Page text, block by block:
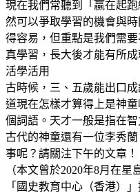
現在我們常聽到「贏在起
然可以爭取學習的機會與
得容易，但重點是我們需
真學習，長大後才能有所成
活學活用
古時候，三、五歲能出口
道現在怎樣才算得上是神
個詞語。天才一般是指在
古代的神童還有一位李秀
事呢？請關注下午的文章！
（本文曾於2020年8月在
「國史教育中心（香港）